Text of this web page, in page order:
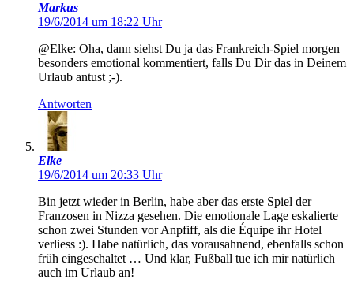
Markus
19/6/2014 um 18:22 Uhr
@Elke: Oha, dann siehst Du ja das Frankreich-Spiel morgen
besonders emotional kommentiert, falls Du Dir das in Deinem
Urlaub antust ;-).
Antworten
Elke
19/6/2014 um 20:33 Uhr
Bin jetzt wieder in Berlin, habe aber das erste Spiel der
Franzosen in Nizza gesehen. Die emotionale Lage eskalierte
schon zwei Stunden vor Anpfiff, als die Équipe ihr Hotel
verliess :). Habe natürlich, das vorausahnend, ebenfalls schon
früh eingeschaltet … Und klar, Fußball tue ich mir natürlich
auch im Urlaub an!